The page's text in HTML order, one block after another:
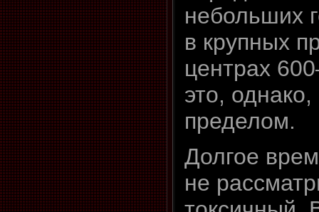
небольших
в крупных
центрах
это,
пределом.
Долгое
не